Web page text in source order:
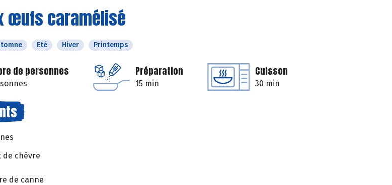
œufs caramélisé
Eté Hiver Printemps
de personnes Préparation
15 min
Cuisson
30 min
de chèvre
de canne